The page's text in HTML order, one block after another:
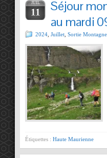
JUIL
11
Séjour
au mardi
2024 Juillet Sortie Montagne
Étiquettes : Haute Maurienne